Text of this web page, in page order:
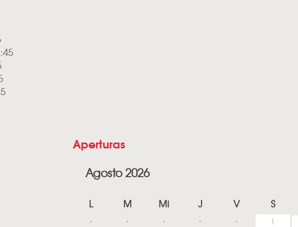
Aperturas
Agosto 2026
L M Mi J V S
1